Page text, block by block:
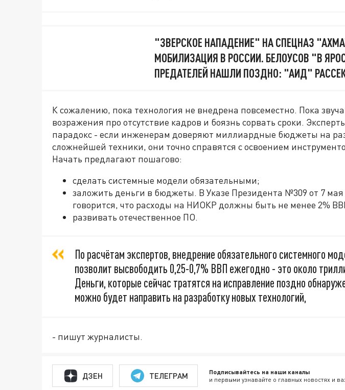
"ЗВЕРСКОЕ НАПАДЕНИЕ" НА СПЕЦНАЗ
МОБИЛИЗАЦИЯ В РОССИИ. БЕЛОУСОВ "В
ПРЕДАТЕЛЕЙ НАШЛИ ПОЗДНО: "АИД"
К сожалению, пока технология не внедрена повсеместно. Пока
возражения про отсутствие кадров и боязнь сорвать сроки.
парадокс - если инженерам доверяют миллиардные бюджеты на
сложнейшей техники, они точно справятся с освоением
Начать предлагают пошагово:
сделать системные модели обязательными;
заложить деньги в бюджеты. В Указе Президента №309 от 7 мая
говорится, что расходы на НИОКР должны быть не менее 2%
развивать отечественное ПО.
По расчётам экспертов, внедрение обязательного системного
позволит высвободить 0,25-0,7% ВВП ежегодно - это около
Деньги, которые сейчас тратятся на исправление поздно
можно будет направить на разработку новых технологий,
- пишут журналисты.
ДЗЕН ТЕЛЕГРАМ Подписывайтесь на наши каналы
и первыми узнавайте о главных новостях и